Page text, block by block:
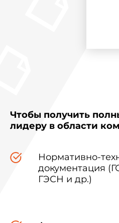
Чтобы получить
лидеру в области
Нормативно-
документация
ГЭСН и др.)